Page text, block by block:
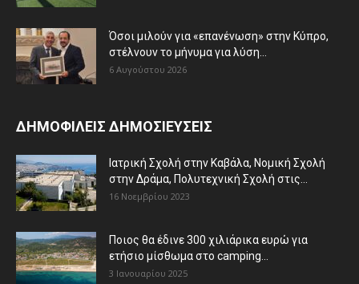
Όσοι μιλούν για «επανένωση» στην Κύπρο,
στέλνουν το μήνυμα για λύση...
6 Αυγούστου 2026
ΔΗΜΟΦΙΛΕΙΣ ΔΗΜΟΣΙΕΥΣΕΙΣ
Ιατρική Σχολή στην Καβάλα, Νομική Σχολή
στην Δράμα, Πολυτεχνική Σχολή στις...
16 Νοεμβρίου 2023
Ποιος θα έδινε 300 χιλιάρικα ευρώ για
ετήσιο μίσθωμα στο camping...
3 Ιανουαρίου 2025